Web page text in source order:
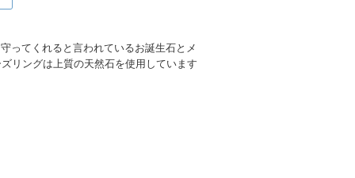
ってくれると言われているお誕生石とメ
リングは上質の天然石を使用しています